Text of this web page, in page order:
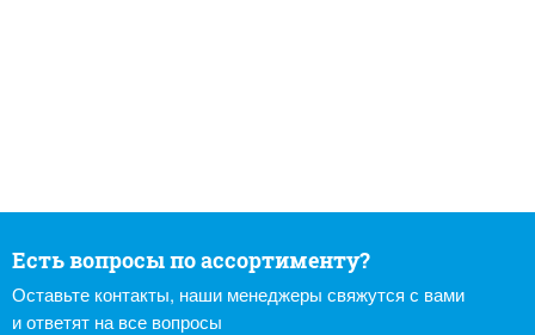
Есть вопросы по ассортименту?
Оставьте контакты, наши менеджеры свяжутся с вами
и ответят на все вопросы